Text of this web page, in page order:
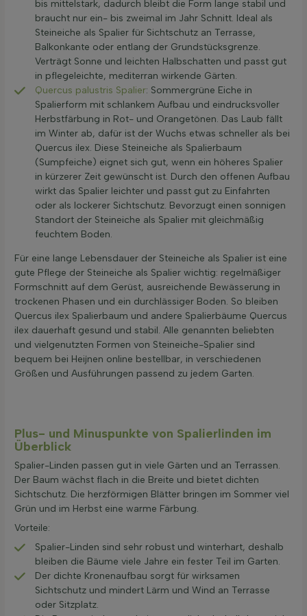
bis mittelstark, dadurch bleibt die Form lange stabil und
braucht nur ein- bis zweimal im Jahr Schnitt. Ideal als
Steineiche als Spalier für Sichtschutz an Terrasse,
Balkonkante oder entlang der Grundstücksgrenze.
Verträgt Sonne und leichten Halbschatten und passt gut
in pflegeleichte, mediterran wirkende Gärten.
Quercus palustris Spalier: Sommergrüne Eiche in
Spalierform mit schlankem Aufbau und eindrucksvoller
Herbstfärbung in Rot- und Orangetönen. Das Laub fällt
im Winter ab, dafür ist der Wuchs etwas schneller als bei
Quercus ilex. Diese Steineiche als Spalierbaum
(Sumpfeiche) eignet sich gut, wenn ein höheres Spalier
in kürzerer Zeit gewünscht ist. Durch den offenen Aufbau
wirkt das Spalier leichter und passt gut zu Einfahrten
oder als lockerer Sichtschutz. Bevorzugt einen sonnigen
Standort der Steineiche als Spalier mit gleichmäßig
feuchtem Boden.
Für eine lange Lebensdauer der Steineiche als Spalier ist eine
gute Pflege der Steineiche als Spalier wichtig: regelmäßiger
Formschnitt auf dem Gerüst, ausreichende Bewässerung in
trockenen Phasen und ein durchlässiger Boden. So bleiben
Quercus ilex Spalierbaum und andere Spalierbäume Quercus
ilex dauerhaft gesund und stabil. Alle genannten beliebten
und vielgenutzten Formen von Steineiche-Spalier sind
bequem bei Heijnen online bestellbar, in verschiedenen
Größen und Ausführungen passend zu jedem Garten.
Plus- und Minuspunkte von Spalierlinden im
Überblick
Spalier-Linden passen gut in viele Gärten und an Terrassen.
Der Baum wächst flach in die Breite und bietet dichten
Sichtschutz. Die herzförmigen Blätter bringen im Sommer viel
Grün und im Herbst eine warme Färbung.
Vorteile:
Spalier-Linden sind sehr robust und winterhart, deshalb
bleiben die Bäume viele Jahre ein fester Teil im Garten.
Der dichte Kronenaufbau sorgt für wirksamen
Sichtschutz und mindert Lärm und Wind an Terrasse
oder Sitzplatz.